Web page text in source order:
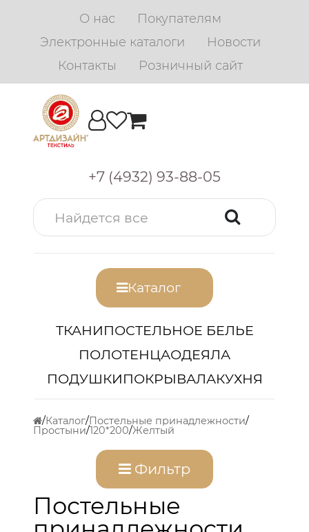
О нас
Покупателям
Электронные каталоги
Новости
Контакты
Розничный сайт
+7 (4932) 93-88-05
Каталог
ТКАНИПОСТЕЛЬНОЕ БЕЛЬЕ
ПОЛОТЕНЦАОДЕЯЛА
ПОДУШКИПОКРЫВАЛАКУХНЯ
Каталог Постельные принадлежности
Простыни 120*200 Желтый
Фильтр
Постельные